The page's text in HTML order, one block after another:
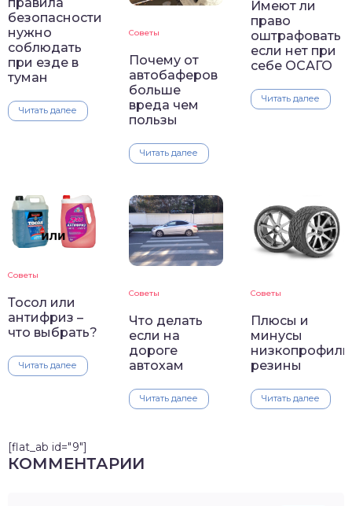
правила
безопасности
нужно
соблюдать
при езде в
туман
Читать далее
Советы
Почему от
автобаферов
больше
вреда чем
пользы
Читать далее
Имеют ли
право
оштрафовать
если нет при
себе ОСАГО
Читать далее
Советы
Тосол или
антифриз –
что выбрать?
Читать далее
Советы
Что делать
если на
дороге
автохам
Читать далее
Советы
Плюсы и
минусы
резины
Читать далее
[flat_ab id="9"]
КОММЕНТАРИИ